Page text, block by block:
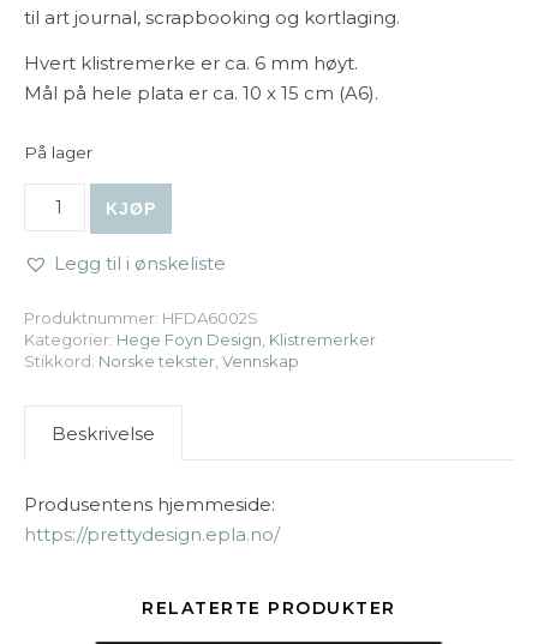
til art journal, scrapbooking og kortlaging.
Hvert klistremerke er ca. 6 mm høyt.
Mål på hele plata er ca. 10 x 15 cm (A6).
På lager
KJØP
Legg til i ønskeliste
Produktnummer: HFDA6002S
Kategorier: Hege Foyn Design Klistremerker
Stikkord: Norske tekster Vennskap
Beskrivelse
Produsentens hjemmeside:
https://prettydesign.epla.no/
RELATERTE PRODUKTER